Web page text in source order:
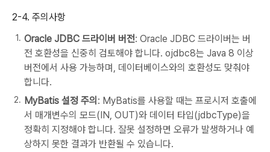
2-4. 주의사항
Oracle JDBC 드라이버 버전: Oracle JDBC 드라이버는 버
전 호환성을 신중히 검토해야 합니다. ojdbc8는 Java 8 이상
버전에서 사용 가능하며, 데이터베이스와의 호환성도 맞춰야
합니다.
MyBatis 설정 주의 : MyBatis를 사용할 때는 프로시저 호출에
서 매개변수의 모드(IN, OUT)와 데이터 타입(jdbcType)을
정확히 지정해야 합니다. 잘못 설정하면 오류가 발생하거나 예
상하지 못한 결과가 반환될 수 있습니다.